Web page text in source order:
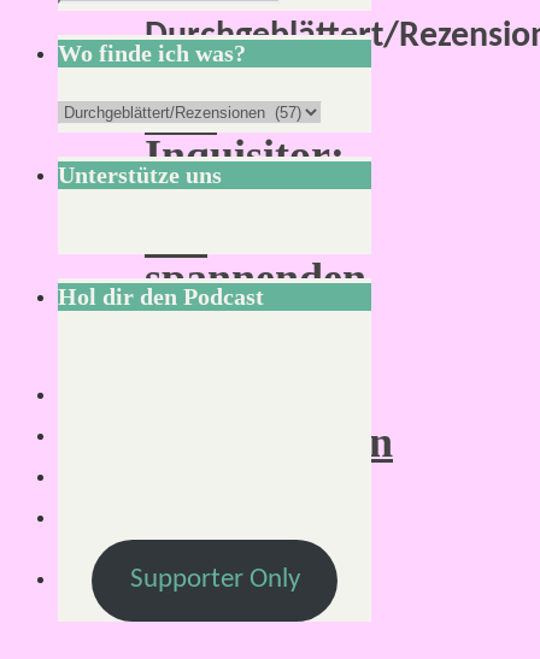
Durchgeblättert/
The
Inquisitor:
Von
spannenden
Story
sehenswerten
worden
nach:
Suchen
Wo finde ich was?
Wo
finde
ich
Unterstütze uns
Hol dir den Podcast
Supporter Only